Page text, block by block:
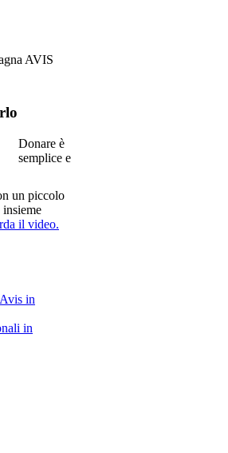
AVIS
Donare è
semplice e
un piccolo
insieme
il video.
in
in